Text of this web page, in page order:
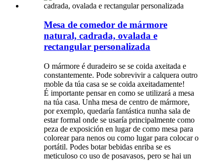
Mesa de comedor de mármore
natural, cadrada, ovalada e
rectangular personalizada
O mármore é duradeiro se se coida axeitada e
constantemente. Pode sobrevivir a calquera outro
moble da túa casa se se coida axeitadamente!
É importante pensar en como se utilizará a mesa
na túa casa. Unha mesa de centro de mármore,
por exemplo, quedaría fantástica nunha sala de
estar formal onde se usaría principalmente como
peza de exposición en lugar de como mesa para
colorear para nenos ou como lugar para colocar o
portátil. Podes botar bebidas enriba se es
meticuloso co uso de posavasos, pero se hai un